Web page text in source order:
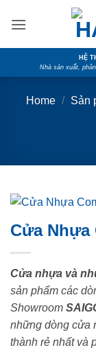
HỆ
Nhà sản xuất,
Home / Sản
Cửa Nhựa
Cửa nhựa và
sản phẩm các
Showroom
những dòng cửa
thành rẻ nhất và